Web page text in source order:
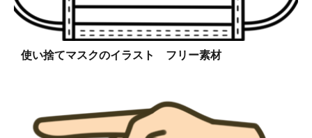
使い捨てマスクのイラスト フリー素材